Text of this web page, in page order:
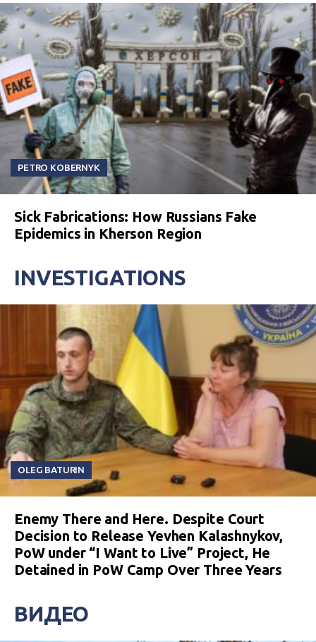
PETRO KOBERNYK
Sick Fabrications: How Russians Fake
Epidemics in Kherson Region
INVESTIGATIONS
OLEG BATURIN
Enemy There and Here. Despite Court
Decision to Release Yevhen Kalashnykov,
PoW under “I Want to Live” Project, He
Detained in PoW Camp Over Three Years
ВИДЕО